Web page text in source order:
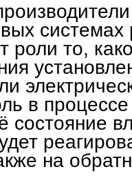
роли то,
в
состояние
на